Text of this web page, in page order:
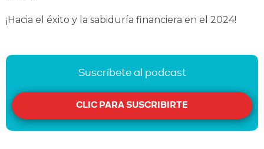
¡Hacia el éxito y la sabiduría financiera en el 2024!
Suscríbete al podcast
CLIC PARA SUSCRIBIRTE